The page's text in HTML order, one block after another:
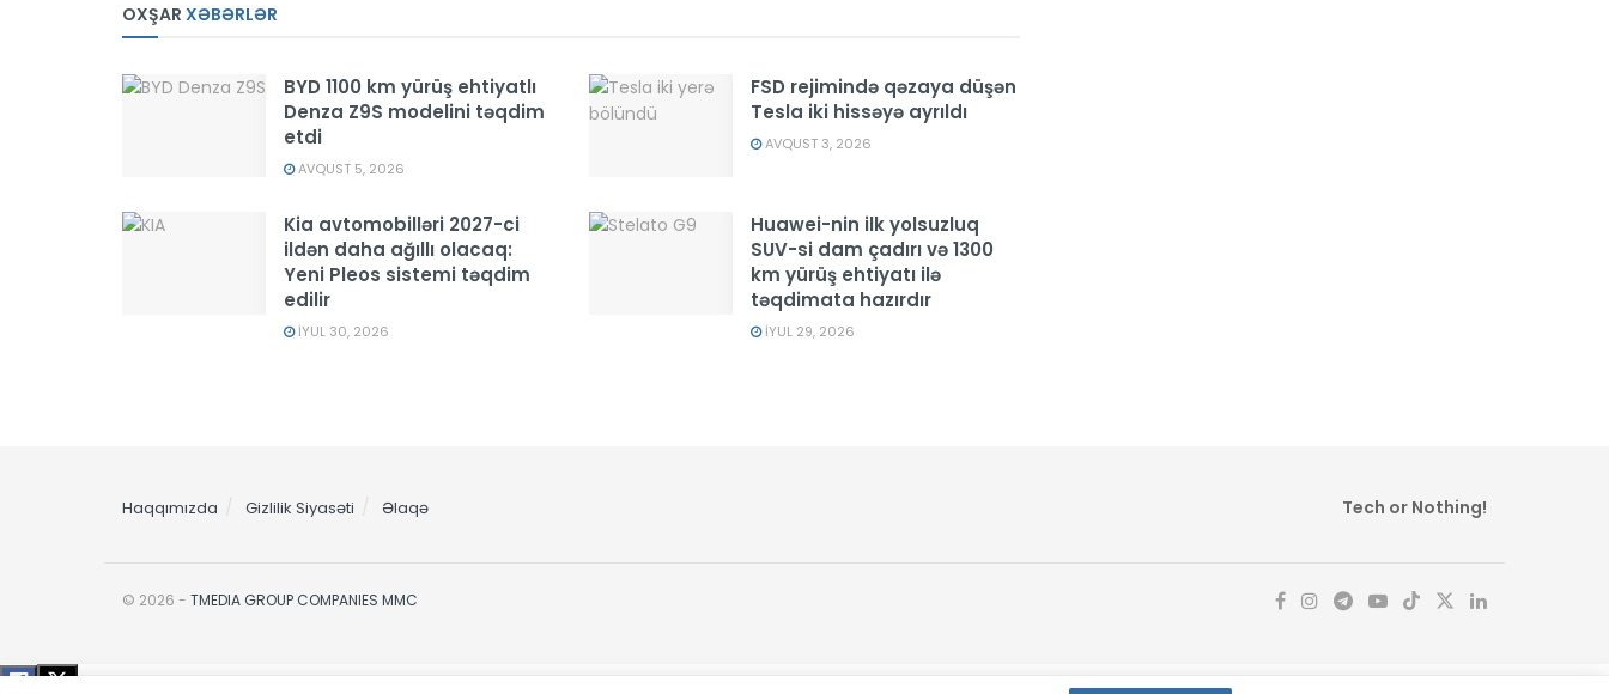
OXŞAR XƏBƏRLƏR
BYD 1100 km yürüş ehtiyatlı
Denza Z9S modelini təqdim
etdi
AVQUST 5, 2026
FSD rejimində qəzaya düşən
Tesla iki hissəyə ayrıldı
AVQUST 3, 2026
Kia avtomobilləri 2027-ci
ildən daha ağıllı olacaq:
Yeni Pleos sistemi təqdim
edilir
İYUL 30, 2026
Huawei-nin ilk yolsuzluq
SUV-si dam çadırı və 1300
km yürüş ehtiyatı ilə
təqdimata hazırdır
İYUL 29, 2026
Haqqımızda Gizlilik Siyasəti Əlaqə Tech or Nothing!
© 2026 - TMEDIA GROUP COMPANIES MMC